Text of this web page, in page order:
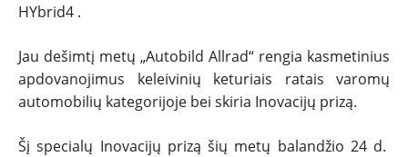
PATARIMAI
HYbrid4 .
Jau dešimtį metų „Autobild Allrad“ rengia kasmetinius
apdovanojimus keleivinių keturiais ratais varomų
automobilių kategorijoje bei skiria Inovacijų prizą.
Šį specialų Inovacijų prizą šių metų balandžio 24 d.